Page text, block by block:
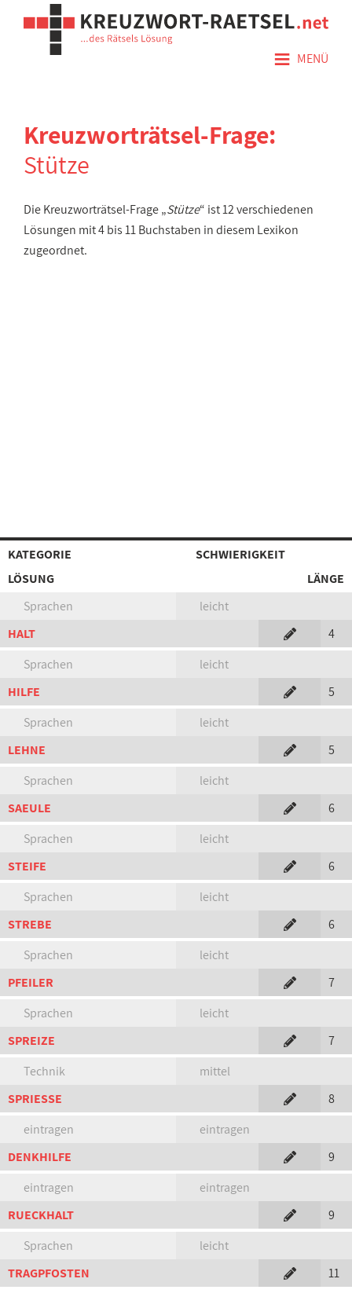
≡ MENÜ
Kreuzworträtsel-Frage:
Stütze
Die Kreuzworträtsel-Frage „Stütze“ ist 12 verschiedenen
Lösungen mit 4 bis 11 Buchstaben in diesem Lexikon
zugeordnet.
KATEGORIE
SCHWIERIGKEIT
LÖSUNG
LÄNGE
Sprachen
leicht
HALT
4
Sprachen
leicht
HILFE
5
Sprachen
leicht
LEHNE
5
Sprachen
leicht
SAEULE
6
Sprachen
leicht
STEIFE
6
Sprachen
leicht
STREBE
6
Sprachen
leicht
PFEILER
7
Sprachen
leicht
SPREIZE
7
Technik
mittel
SPRIESSE
8
eintragen
eintragen
DENKHILFE
9
eintragen
eintragen
RUECKHALT
9
Sprachen
leicht
TRAGPFOSTEN
11